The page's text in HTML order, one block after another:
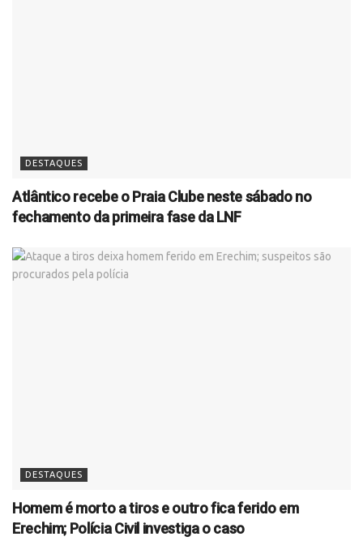
DESTAQUES
Atlântico recebe o Praia Clube neste sábado no
fechamento da primeira fase da LNF
DESTAQUES
Homem é morto a tiros e outro fica ferido em
Erechim; Polícia Civil investiga o caso